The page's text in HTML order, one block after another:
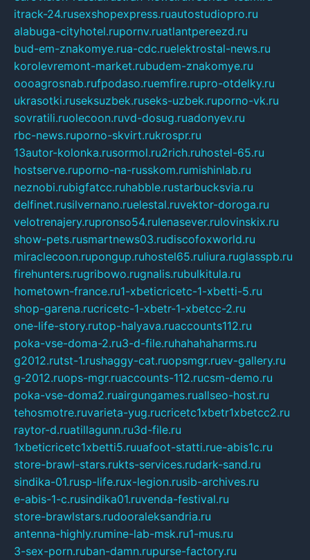
itrack-24.rusexshopexpress.ruautostudiopro.ru
alabuga-cityhotel.rupornv.ruatlantpereezd.ru
bud-em-znakomye.rua-cdc.ruelektrostal-news.ru
korolevremont-market.rubudem-znakomye.ru
oooagrosnab.rufpodaso.ruemfire.rupro-otdelky.ru
ukrasotki.ruseksuzbek.ruseks-uzbek.ruporno-vk.ru
sovratili.ruolecoon.ruvd-dosug.ruadonyev.ru
rbc-news.ruporno-skvirt.rukrospr.ru
13autor-kolonka.rusormol.ru2rich.ruhostel-65.ru
hostserve.ruporno-na-russkom.rumishinlab.ru
neznobi.rubigfatcc.ruhabble.rustarbucksvia.ru
delfinet.rusilvernano.ruelestal.ruvektor-doroga.ru
velotrenajery.rupronso54.rulenasever.rulovinskix.ru
show-pets.rusmartnews03.rudiscofoxworld.ru
miraclecoon.rupongup.ruhostel65.ruliura.ruglasspb.ru
firehunters.rugribowo.rugnalis.rubulkitula.ru
hometown-france.ru1-xbeticricetc-1-xbetti-5.ru
shop-garena.rucricetc-1-xbetr-1-xbetcc-2.ru
one-life-story.rutop-halyava.ruaccounts112.ru
poka-vse-doma-2.ru3-d-file.ruhahahaharms.ru
g2012.rutst-1.rushaggy-cat.ruopsmgr.ruev-gallery.ru
g-2012.ruops-mgr.ruaccounts-112.rucsm-demo.ru
poka-vse-doma2.ruairgungames.ruallseo-host.ru
tehosmotre.ruvarieta-yug.rucricetc1xbetr1xbetcc2.ru
raytor-d.ruatillagunn.ru3d-file.ru
1xbeticricetc1xbetti5.ruuafoot-statti.rue-abis1c.ru
store-brawl-stars.rukts-services.rudark-sand.ru
sindika-01.rusp-life.rux-legion.rusib-archives.ru
e-abis-1-c.rusindika01.ruvenda-festival.ru
store-brawlstars.rudooraleksandria.ru
antenna-highly.rumine-lab-msk.ru1-mus.ru
3-sex-porn.ruban-damn.rupurse-factory.ru